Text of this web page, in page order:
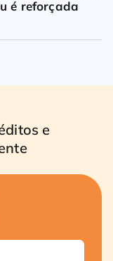
é reforçada
e